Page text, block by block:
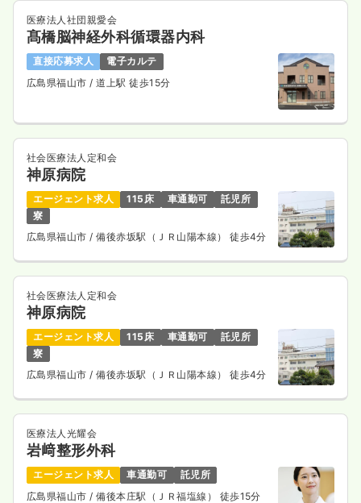
医療法人社団親愛会
髙橋脳神経外科循環器内科
直接応募求人
電子カルテ
広島県福山市 / 道上駅 徒歩15分
社会医療法人定和会
神原病院
エージェント求人 115床 車通勤可
託児所
寮
広島県福山市 / 備後赤坂駅（ＪＲ山陽本線） 徒歩4分
社会医療法人定和会
神原病院
エージェント求人 115床 車通勤可
託児所
寮
広島県福山市 / 備後赤坂駅（ＪＲ山陽本線） 徒歩4分
医療法人光耀会
岩﨑整形外科
エージェント求人 車通勤可
託児所
広島県福山市 / 備後本庄駅（ＪＲ福塩線） 徒歩15分